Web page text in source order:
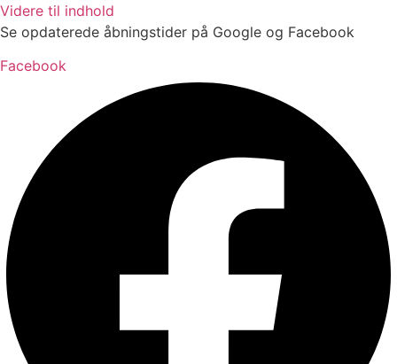
Videre til indhold
Se opdaterede åbningstider på Google og Facebook
Facebook